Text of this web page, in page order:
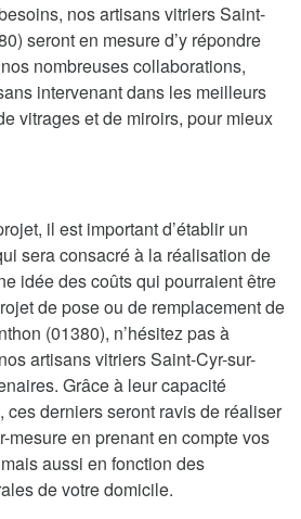
nos artisans vitriers Saint-
seront en mesure d’y répondre
nombreuses collaborations,
intervenant dans les meilleurs
vitrages et de miroirs, pour mieux
il est important d’établir un
sera consacré à la réalisation de
idée des coûts qui pourraient être
de pose ou de remplacement de
(01380), n’hésitez pas à
artisans vitriers Saint-Cyr-sur-
Grâce à leur capacité
ces derniers seront ravis de réaliser
mesure en prenant en compte vos
aussi en fonction des
de votre domicile.